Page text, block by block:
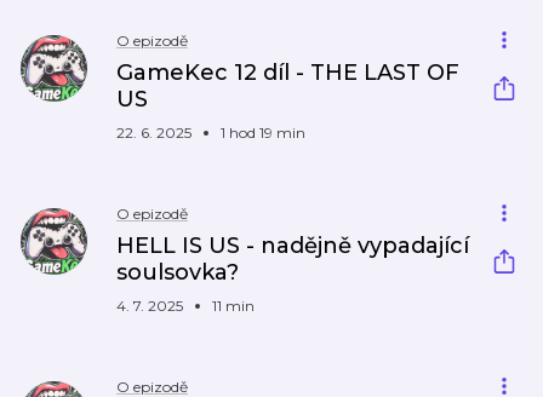
O epizodě
GameKec 12 díl - THE LAST OF
US
22. 6. 2025 1 hod 19 min
O epizodě
HELL IS US - nadějně vypadající
soulsovka?
4. 7. 2025 11 min
O epizodě